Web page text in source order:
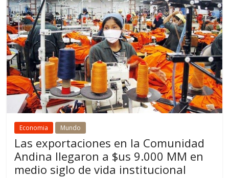
Economia Mundo
Las exportaciones en la Comunidad
Andina llegaron a $us 9.000 MM en
medio siglo de vida institucional